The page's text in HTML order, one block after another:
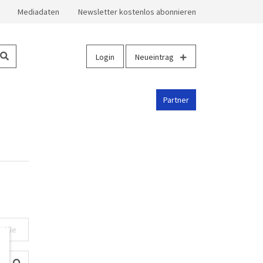
Mediadaten Newsletter kostenlos abonnieren
Login Neueintrag
Partner
Alle